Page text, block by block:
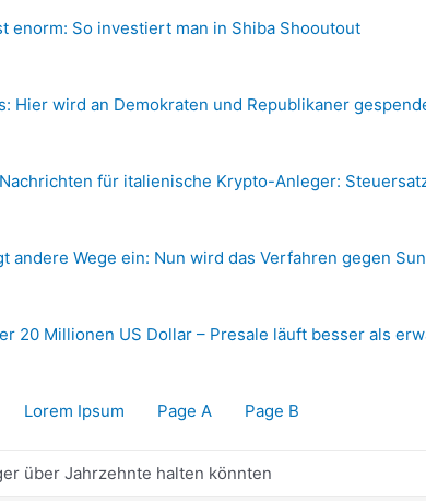
enorm: So investiert man in Shiba Shooutout
Hier wird an Demokraten und Republikaner
für italienische Krypto-Anleger:
andere Wege ein: Nun wird das Verfahren gegen
20 Millionen US Dollar – Presale läuft besser als
Lorem Ipsum Page A Page B
über Jahrzehnte halten könnten